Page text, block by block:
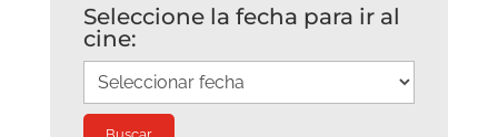
Seleccione la fecha para ir al
cine: